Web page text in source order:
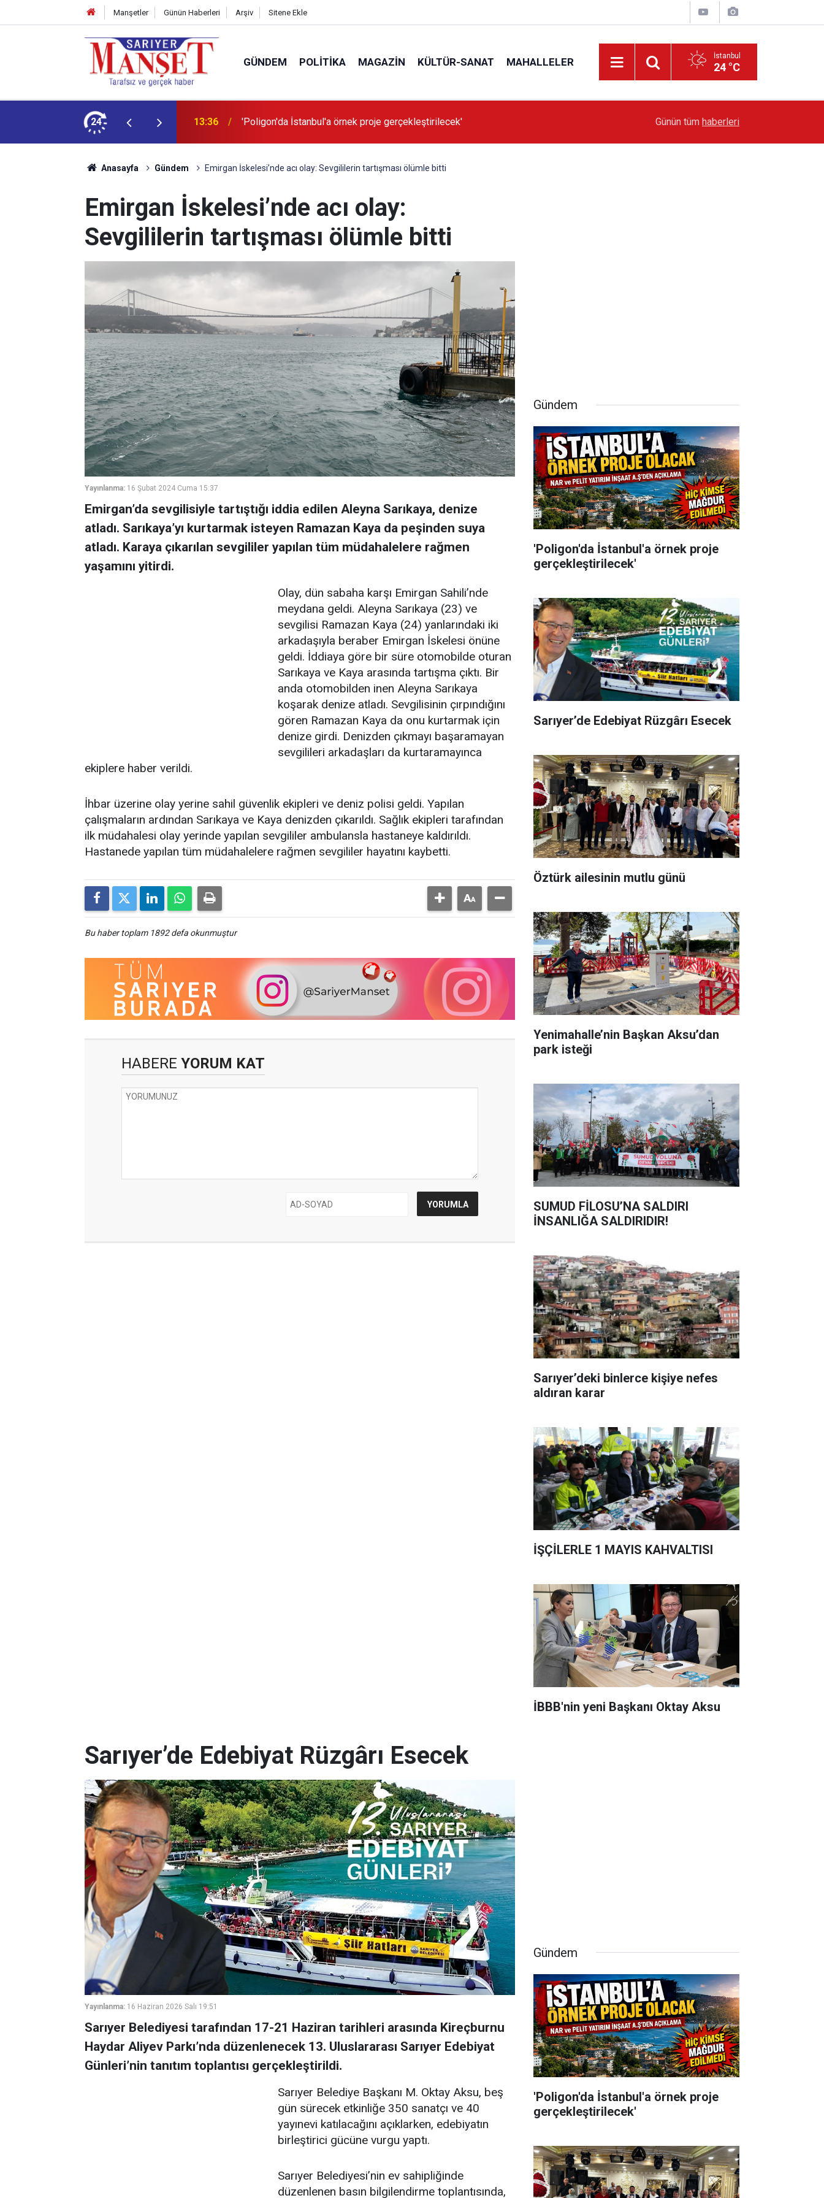
Manşetler Günün Haberleri Arşiv Sitene Ekle
GÜNDEM POLITIKA MAGAZIN KÜLTÜR-SANAT MAHALLELER İstanbul
24 °C
24 13:36 'Poligon'da İstanbul'a örnek proje gerçekleştirilecek' Sarıyer’de Edebiyat Rüzgârı Esecek
Günün tüm haberleri
Anasayfa Gündem Emirgan İskelesi’nde acı olay: Sevgililerin tartışması ölümle bitti
Emirgan İskelesi’nde acı olay:
Sevgililerin tartışması ölümle bitti
Yayınlanma: 16 Şubat 2024 Cuma 15:37
Emirgan’da sevgilisiyle tartıştığı iddia edilen Aleyna Sarıkaya, denize
atladı. Sarıkaya’yı kurtarmak isteyen Ramazan Kaya da peşinden suya
atladı. Karaya çıkarılan sevgililer yapılan tüm müdahalelere rağmen
yaşamını yitirdi.
Olay, dün sabaha karşı Emirgan Sahili’nde
meydana geldi. Aleyna Sarıkaya (23) ve
sevgilisi Ramazan Kaya (24) yanlarındaki iki
arkadaşıyla beraber Emirgan İskelesi önüne
geldi. İddiaya göre bir süre otomobilde oturan
Sarıkaya ve Kaya arasında tartışma çıktı. Bir
anda otomobilden inen Aleyna Sarıkaya
koşarak denize atladı. Sevgilisinin çırpındığını
gören Ramazan Kaya da onu kurtarmak için
denize girdi. Denizden çıkmayı başaramayan
sevgilileri arkadaşları da kurtaramayınca
ekiplere haber verildi.
İhbar üzerine olay yerine sahil güvenlik ekipleri ve deniz polisi geldi. Yapılan
çalışmaların ardından Sarıkaya ve Kaya denizden çıkarıldı. Sağlık ekipleri tarafından
ilk müdahalesi olay yerinde yapılan sevgililer ambulansla hastaneye kaldırıldı.
Hastanede yapılan tüm müdahalelere rağmen sevgililer hayatını kaybetti.
Bu haber toplam 1892 defa okunmuştur
HABERE YORUM KAT
Gündem
'Poligon'da İstanbul'a örnek proje
gerçekleştirilecek'
Sarıyer’de Edebiyat Rüzgârı Esecek
Öztürk ailesinin mutlu günü
Yenimahalle’nin Başkan Aksu’dan
park isteği
SUMUD FİLOSU’NA SALDIRI
İNSANLIĞA SALDIRIDIR!
Sarıyer’deki binlerce kişiye nefes
aldıran karar
İŞÇİLERLE 1 MAYIS KAHVALTISI
İBBB'nin yeni Başkanı Oktay Aksu
Sarıyer’de Edebiyat Rüzgârı Esecek
Yayınlanma: 16 Haziran 2026 Salı 19:51
Sarıyer Belediyesi tarafından 17-21 Haziran tarihleri arasında Kireçburnu
Haydar Aliyev Parkı’nda düzenlenecek 13. Uluslararası Sarıyer Edebiyat
Günleri’nin tanıtım toplantısı gerçekleştirildi.
Sarıyer Belediye Başkanı M. Oktay Aksu, beş
gün sürecek etkinliğe 350 sanatçı ve 40
yayınevi katılacağını açıklarken, edebiyatın
birleştirici gücüne vurgu yaptı.
Sarıyer Belediyesi’nin ev sahipliğinde
düzenlenen basın bilgilendirme toplantısında,
Gündem
'Poligon'da İstanbul'a örnek proje
gerçekleştirilecek'